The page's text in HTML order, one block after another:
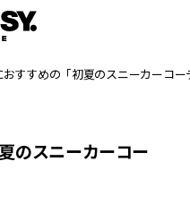
すすめの「初夏のスニーカーコ
のスニーカーコー